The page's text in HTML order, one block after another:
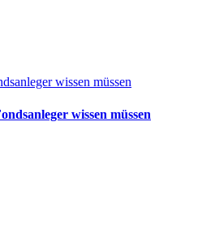
wissen müssen
wissen müssen